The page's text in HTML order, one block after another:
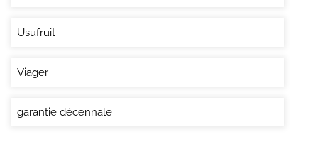
Usufruit
Viager
garantie décennale